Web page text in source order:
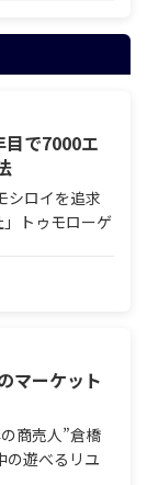
で7000エ
シロイを追求
トゥモローゲ
て一世を風靡
ドファーマー
マーケット
商売人”倉橋
の遊べるリユ